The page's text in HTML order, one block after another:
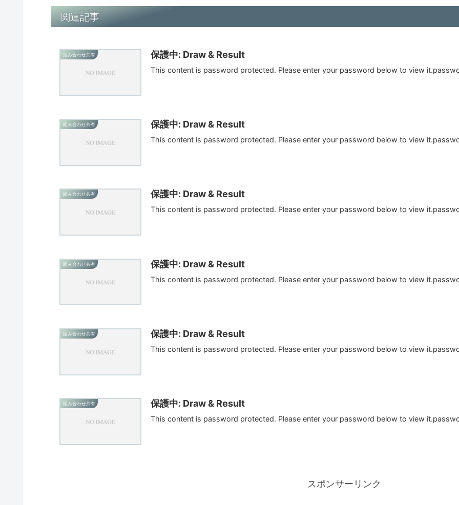
関連記事
組み合わせ共有 保護中: Draw & Result
This content is password protected. Please enter your password below to view
組み合わせ共有 保護中: Draw & Result
This content is password protected. Please enter your password below to view
組み合わせ共有 保護中: Draw & Result
This content is password protected. Please enter your password below to view
組み合わせ共有 保護中: Draw & Result
This content is password protected. Please enter your password below to view
組み合わせ共有 保護中: Draw & Result
This content is password protected. Please enter your password below to view
組み合わせ共有 保護中: Draw & Result
This content is password protected. Please enter your password below to view
スポンサーリンク